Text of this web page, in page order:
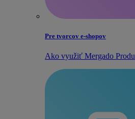
Pre tvorcov e‑shopov
Ako využiť Mergado